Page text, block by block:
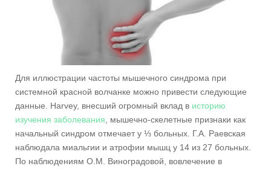
Для иллюстрации частоты мышечного синдрома при
системной красной волчанке можно привести следующие
данные. Harvey, внесший огромный вклад в историю
изучения заболевания , мышечно-скелетные признаки как
начальный синдром отмечает у ⅓ больных. Г.А. Раевская
наблюдала миальгии и атрофии мышц у 14 из 27 больных.
По наблюдениям О.М. Виноградовой, вовлечение в